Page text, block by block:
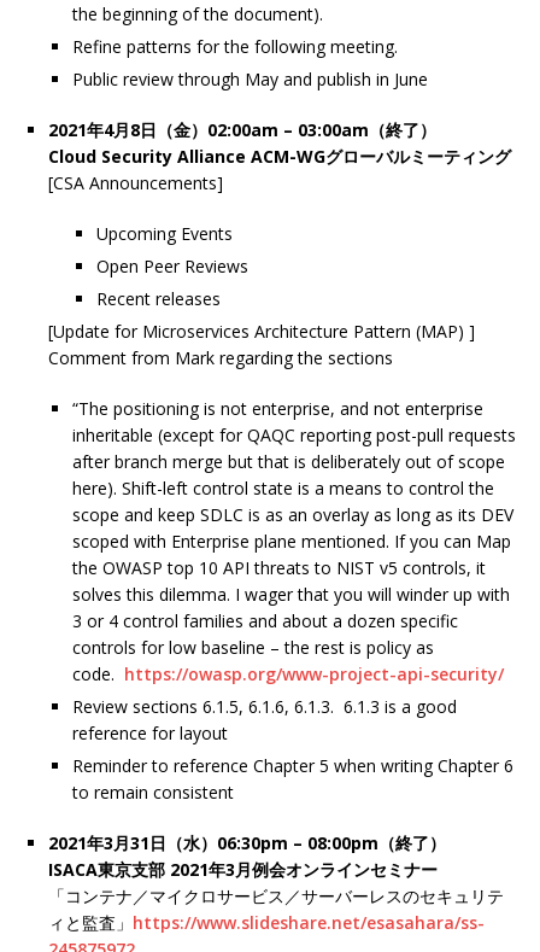
the beginning of the document).
Refine patterns for the following meeting.
Public review through May and publish in June
2021年4月8日（金）02:00am – 03:00am（終了）
Cloud Security Alliance ACM-WGグローバルミーティング
[CSA Announcements]
Upcoming Events
Open Peer Reviews
Recent releases
[Update for Microservices Architecture Pattern (MAP) ]
Comment from Mark regarding the sections
“The positioning is not enterprise, and not enterprise
inheritable (except for QAQC reporting post-pull requests
after branch merge but that is deliberately out of scope
here). Shift-left control state is a means to control the
scope and keep SDLC is as an overlay as long as its DEV
scoped with Enterprise plane mentioned. If you can Map
the OWASP top 10 API threats to NIST v5 controls, it
solves this dilemma. I wager that you will winder up with
3 or 4 control families and about a dozen specific
controls for low baseline – the rest is policy as
code. https://owasp.org/www-project-api-security/
Review sections 6.1.5, 6.1.6, 6.1.3. 6.1.3 is a good
reference for layout
Reminder to reference Chapter 5 when writing Chapter 6
to remain consistent
2021年3月31日（水）06:30pm – 08:00pm（終了）
ISACA東京支部 2021年3⽉例会オンラインセミナー
「コンテナ／マイクロサービス／サーバーレスのセキュリテ
ィと監査」 https://www.slideshare.net/esasahara/ss-